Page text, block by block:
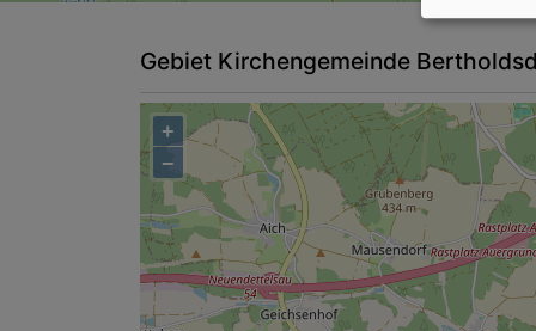
Gebiet Kirchengemeinde
+
−